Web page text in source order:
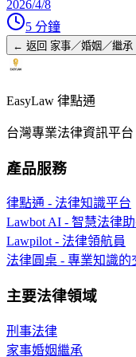
2026/4/8
5 分鐘
← 返回 家事／婚姻／繼承
EasyLaw 律點通
台灣專業法律資訊平
產品服務
律點通 - 法律知識平台
Lawbot AI - 智慧法律
Lawpilot - 法律領航員
法律圓桌 - 專業知識的
主要法律領域
刑事法律
家事婚姻繼承